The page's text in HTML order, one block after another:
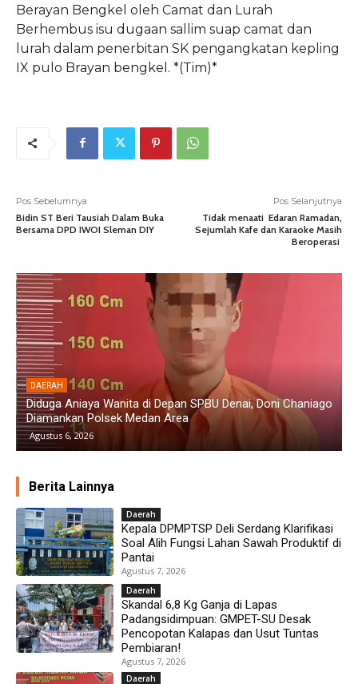
Berayan Bengkel oleh Camat dan Lurah
Berhembus isu dugaan sallim suap camat dan
lurah dalam penerbitan SK pengangkatan kepling
IX pulo Brayan bengkel. *(Tim)*
Pos Sebelumnya
Bidin ST Beri Tausiah Dalam Buka
Bersama DPD IWOI Sleman DIY
Pos Selanjutnya
Tidak menaati Edaran Ramadan,
Sejumlah Kafe dan Karaoke Masih
Beroperasi
DAERAH
Diduga Aniaya Wanita di Depan SPBU Denai, Doni Chaniago
Diamankan Polsek Medan Area
Agustus 6, 2026
Berita Lainnya
Daerah
Kepala DPMPTSP Deli Serdang Klarifikasi
Soal Alih Fungsi Lahan Sawah Produktif di
Pantai
Agustus 7, 2026
Daerah
Skandal 6,8 Kg Ganja di Lapas
Padangsidimpuan: GMPET-SU Desak
Pencopotan Kalapas dan Usut Tuntas
Pembiaran!
Agustus 7, 2026
Daerah